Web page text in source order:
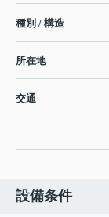
種別 / 構造
所在地
交通
設備条件